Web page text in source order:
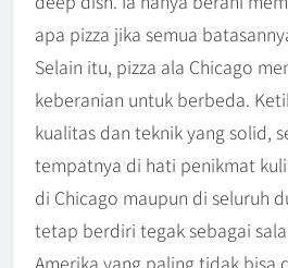
apa pizza jika semua
Selain itu, pizza ala Chicago
keberanian untuk berbeda.
kualitas dan teknik yang solid,
tempatnya di hati penikmat
di Chicago maupun di seluruh
tetap berdiri tegak sebagai
Amerika yang paling tidak bisa